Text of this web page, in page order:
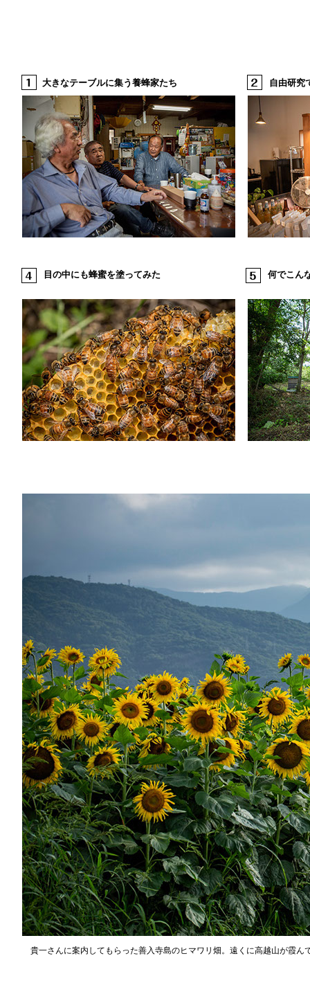
大きなテーブルに集う養蜂家たち 自由研究
目の中にも蜂蜜を塗ってみた 何でこん
貴一さんに案内してもらった善入寺島のヒマワリ畑。遠くに高越山が霞ん